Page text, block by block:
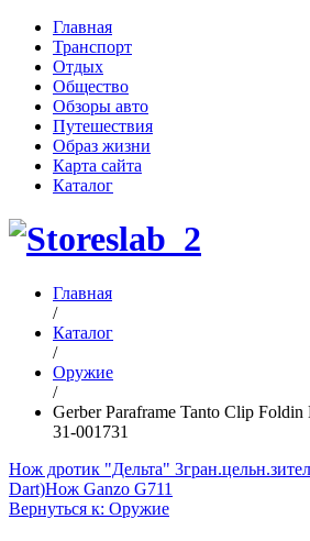
Главная
Транспорт
Отдых
Общество
Обзоры авто
Путешествия
Образ жизни
Карта сайта
Каталог
Главная
/
Каталог
/
Оружие
/
Gerber Paraframe Tanto Clip
31-001731
Нож дротик "Дельта"
Dart)Нож Ganzo G711
Вернуться к: Оружие